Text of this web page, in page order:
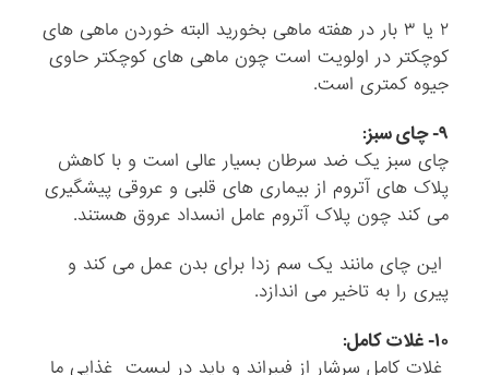
۲ یا ۳ بار در هفته ماهی بخورید البته خوردن ماهی های
کوچکتر در اولویت است چون ماهی های کوچکتر حاوی
جیوه کمتری است.
۹- چای سبز:
چای سبز یک ضد سرطان بسیار عالی است و با کاهش
پلاک های آتروم از بیماری های قلبی و عروقی پیشگیری
می کند چون پلاک آتروم عامل انسداد عروق هستند.
این چای مانند یک سم زدا برای بدن عمل می کند و
پیری را به تاخیر می اندازد.
۱۰- غلات کامل:
غلات کامل سرشار از فیبراند و باید در لیست غذایی ما